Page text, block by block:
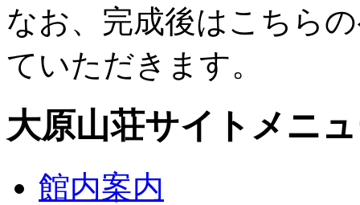
なお、完成後はこちら
ていただきます。
大原山荘サイトメニ
館内案内